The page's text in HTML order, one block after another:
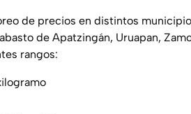
de precios en distintos
de Apatzingán, Uruapan,
rangos: